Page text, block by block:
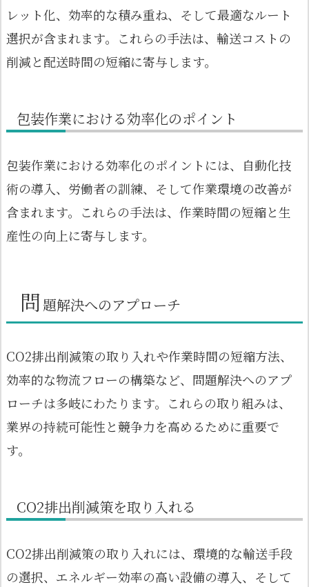
レット化、効率的な積み重ね、そして最適なルート
選択が含まれます。これらの手法は、輸送コストの
削減と配送時間の短縮に寄与します。
包装作業における効率化のポイント
包装作業における効率化のポイントには、自動化技
術の導入、労働者の訓練、そして作業環境の改善が
含まれます。これらの手法は、作業時間の短縮と生
産性の向上に寄与します。
問 題解決へのアプローチ
CO2排出削減策の取り入れや作業時間の短縮方法、
効率的な物流フローの構築など、問題解決へのアプ
ローチは多岐にわたります。これらの取り組みは、
業界の持続可能性と競争力を高めるために重要で
す。
CO2排出削減策を取り入れる
CO2排出削減策の取り入れには、環境的な輸送手段
の選択、エネルギー効率の高い設備の導入、そして